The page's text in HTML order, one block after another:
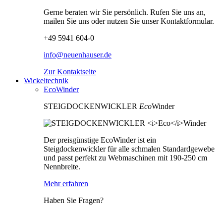
Gerne beraten wir Sie persönlich. Rufen Sie uns an,
mailen Sie uns oder nutzen Sie unser Kontaktformular.
+49 5941 604-0
info@neuenhauser.de
Zur Kontaktseite
Wickeltechnik
EcoWinder
STEIGDOCKENWICKLER EcoWinder
Der preisgünstige EcoWinder ist ein
Steigdockenwickler für alle schmalen Standardgewebe
und passt perfekt zu Webmaschinen mit 190-250 cm
Nennbreite.
Mehr erfahren
Haben Sie Fragen?